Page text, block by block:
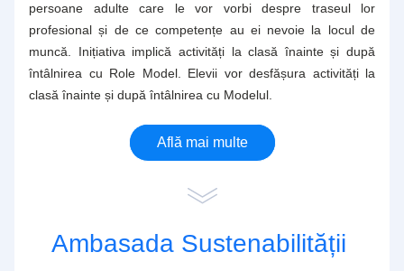
persoane adulte care le vor vorbi despre traseul lor
profesional și de ce competențe au ei nevoie la locul de
muncă. Inițiativa implică activități la clasă înainte și după
întâlnirea cu Role Model. Elevii vor desfășura activități la
clasă înainte și după întâlnirea cu Modelul.
Află mai multe
Ambasada Sustenabilității